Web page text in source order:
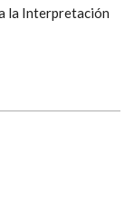
la Interpretación